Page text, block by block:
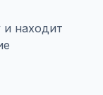
и находит